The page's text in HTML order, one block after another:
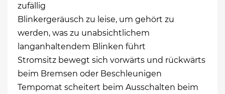
zufällig
Blinkergeräusch zu leise, um gehört zu
werden, was zu unabsichtlichem
langanhaltendem Blinken führt
Stromsitz bewegt sich vorwärts und rückwärts
beim Bremsen oder Beschleunigen
Tempomat scheitert beim Ausschalten beim